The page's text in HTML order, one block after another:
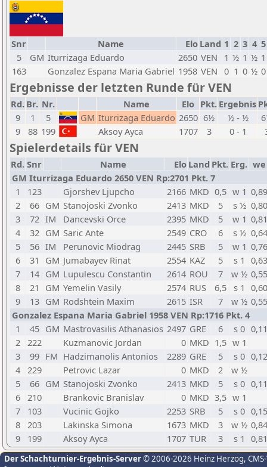
Snr Name Elo Land 1 2 3 4 5
5
GM Iturrizaga Eduardo 2650 VEN 1 ½ 1 ½ 1
163
Gonzalez Espana Maria Gabriel 1958 VEN 0 1 0 ½ 0
Ergebnisse der letzten Runde für VEN
Rd. Br. Nr. Name Elo Pkt. Ergebnis
9
1 5 GM Iturrizaga Eduardo 2650 6½ ½ - ½
9
88 199 Aksoy Ayca 1707 3 0 - 1
Spielerdetails für VEN
Rd. Snr Name Elo Land Pkt. Erg. we
GM Iturrizaga Eduardo 2650 VEN Rp:2701 Pkt. 7
1
123 Gjorshev Ljupcho 2166 MKD 0,5 w 1 0,89
2
66 GM Stanojoski Zvonko 2413 MKD 5 s ½ 0,80
3
72 IM Dancevski Orce 2395 MKD 5 w 1 0,81
4
32 GM Saric Ante 2549 CRO 6 s ½ 0,64
5
56 IM Perunovic Miodrag 2445 SRB 5 w 1 0,76
6
31 GM Jumabayev Rinat 2554 KAZ 5 s 1 0,63
7
14 GM Lupulescu Constantin 2614 ROU 7 w ½ 0,55
8
21 GM Yemelin Vasily 2574 RUS 6,5 s 1 0,60
9
13 GM Rodshtein Maxim 2615 ISR 7 w ½ 0,55
Gonzalez Espana Maria Gabriel 1958 VEN Rp:1716 Pkt. 4
1
45 GM Mastrovasilis Athanasios 2497 GRE 6 s 0 0,11
2 222 Kuzmanovic Jordan 0 MKD 1,5 w 1
3
99 FM Hadzimanolis Antonios 2289 GRE 5 s 0 0,12
4 229 Petrovic Lazar 0 MKD 2
w ½
5
66 GM Stanojoski Zvonko 2413 MKD 5 s 0 0,11
6 210 Brankovic Branislav 0 MKD 3,5 w 1
7
103 Vucinic Gojko 2253 SRB 5 s 0 0,15
8 203 Lakinska Simona 1673 MKD 3 w ½ 0,84
9
199 Aksoy Ayca 1707 TUR 3 s 1 0,81
Der Schachturnier-Ergebnis-Server© 2006-2026 Heinz Herzog,